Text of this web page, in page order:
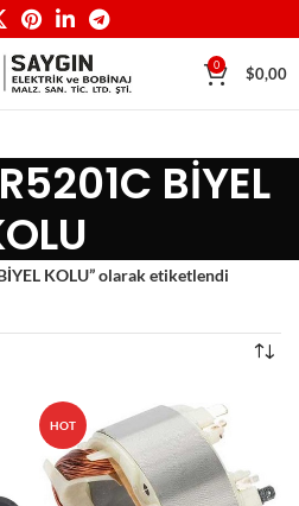
0 $0,00
BİYEL
KOLU” olarak etiketlendi
HOT